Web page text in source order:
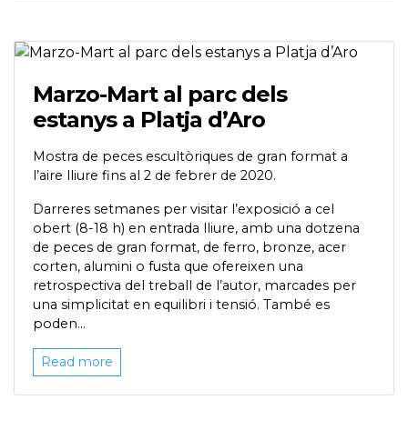
Marzo-Mart al parc dels
estanys a Platja d’Aro
Mostra de peces escultòriques de gran format a
l’aire lliure fins al 2 de febrer de 2020.
Darreres setmanes per visitar l’exposició a cel
obert (8-18 h) en entrada lliure, amb una dotzena
de peces de gran format, de ferro, bronze, acer
corten, alumini o fusta que ofereixen una
retrospectiva del treball de l’autor, marcades per
una simplicitat en equilibri i tensió. També es
poden...
Read more